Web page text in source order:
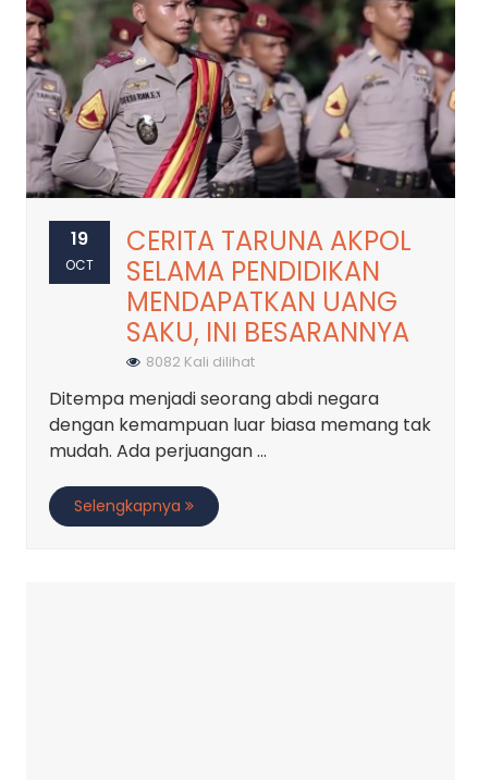
19
OCT
CERITA TARUNA AKPOL
SELAMA PENDIDIKAN
MENDAPATKAN UANG
SAKU, INI BESARANNYA
8082 Kali dilihat
Ditempa menjadi seorang abdi negara
dengan kemampuan luar biasa memang tak
mudah. Ada perjuangan ...
Selengkapnya